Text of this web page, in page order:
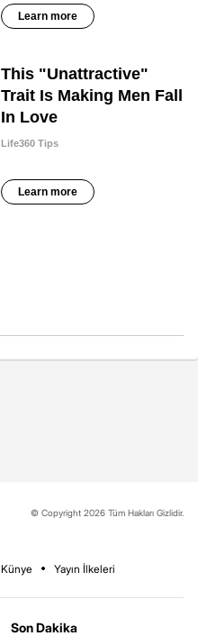
© Copyright 2026 Tüm Hakları Gizlidir.
Künye Yayın İlkeleri
Son Dakika